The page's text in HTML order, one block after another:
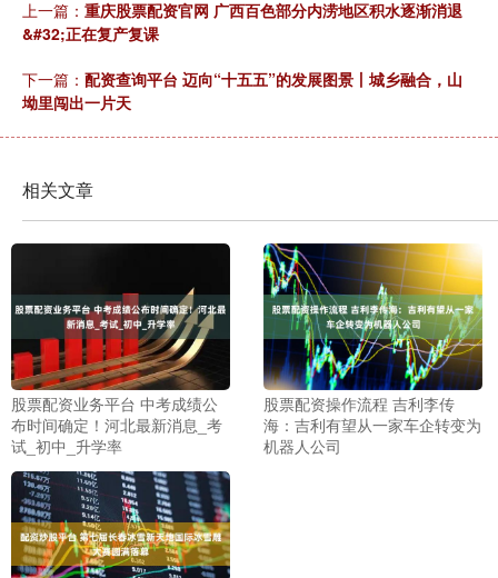
上一篇： 重庆股票配资官网 广西百色部分内涝地区积水逐渐消退
&#32;正在复产复课
下一篇： 配资查询平台 迈向“十五五”的发展图景丨城乡融合，山
坳里闯出一片天
相关文章
股票配资业务平台 中考成绩公
布时间确定！河北最新消息_考
试_初中_升学率
股票配资操作流程 吉利李传
海：吉利有望从一家车企转变为
机器人公司